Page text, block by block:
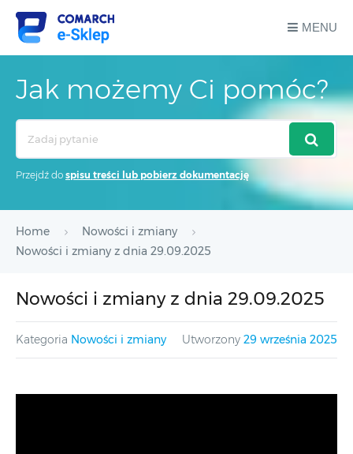
MENU
Jak możemy Ci pomóc?
Przejdź do spisu treści lub pobierz dokumentację
Home
Nowości i zmiany
Nowości i zmiany z dnia 29.09.2025
Nowości i zmiany z dnia 29.09.2025
Kategoria Nowości i zmiany Utworzony 29 września 2025